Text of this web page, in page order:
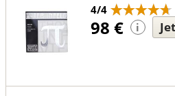
4/4
98 € i